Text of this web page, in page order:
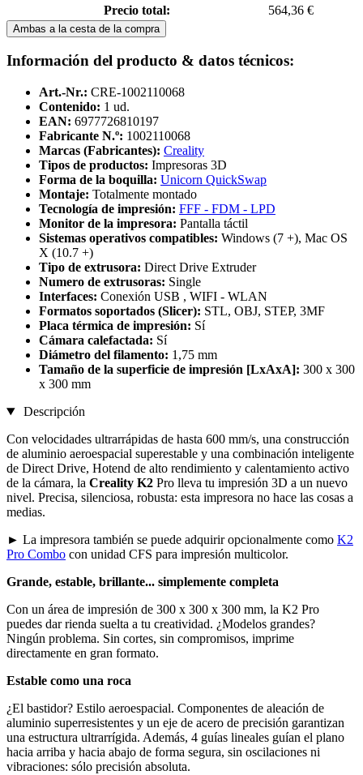
Precio total:
564,36 €
Ambas a la cesta de la compra
Información del producto & datos técnicos:
Art.-Nr.: CRE-1002110068
Contenido: 1 ud.
EAN: 6977726810197
Fabricante N.º: 1002110068
Marcas (Fabricantes): Creality
Tipos de productos: Impresoras 3D
Forma de la boquilla: Unicorn QuickSwap
Montaje: Totalmente montado
Tecnología de impresión: FFF - FDM - LPD
Monitor de la impresora: Pantalla táctil
Sistemas operativos compatibles: Windows (7 +), Mac OS
X (10.7 +)
Tipo de extrusora: Direct Drive Extruder
Numero de extrusoras: Single
Interfaces: Conexión USB , WIFI - WLAN
Formatos soportados (Slicer): STL, OBJ, STEP, 3MF
Placa térmica de impresión: Sí
Cámara calefactada: Sí
Diámetro del filamento: 1,75 mm
Tamaño de la superficie de impresión [LxAxA]: 300 x 300
x 300 mm
Descripción
Con velocidades ultrarrápidas de hasta 600 mm/s, una construcción
de aluminio aeroespacial superestable y una combinación inteligente
de Direct Drive, Hotend de alto rendimiento y calentamiento activo
de la cámara, la Creality K2 Pro lleva tu impresión 3D a un nuevo
nivel. Precisa, silenciosa, robusta: esta impresora no hace las cosas a
medias.
► La impresora también se puede adquirir opcionalmente como K2
Pro Combo con unidad CFS para impresión multicolor.
Grande, estable, brillante... simplemente completa
Con un área de impresión de 300 x 300 x 300 mm, la K2 Pro
puedes dar rienda suelta a tu creatividad. ¿Modelos grandes?
Ningún problema. Sin cortes, sin compromisos, imprime
directamente en gran formato.
Estable como una roca
¿El bastidor? Estilo aeroespacial. Componentes de aleación de
aluminio superresistentes y un eje de acero de precisión garantizan
una estructura ultrarrígida. Además, 4 guías lineales guían el plano
hacia arriba y hacia abajo de forma segura, sin oscilaciones ni
vibraciones: sólo precisión absoluta.